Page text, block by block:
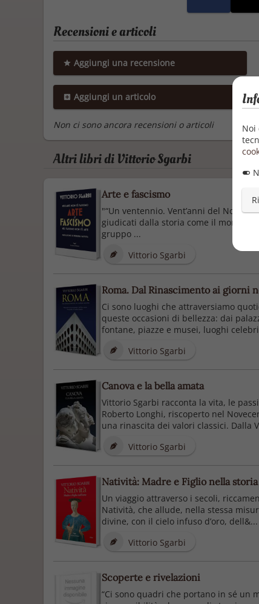
Recensioni e articoli
Aggiungi una recensione
Aggiungi un articolo
Non ci sono ancora recensioni o articoli
Altri libri di Vittorio Sgarbi
Arte e fascismo
"“Un ventennio. Vent’anni del
giudicati dalla storia come il momento
gruppo ...
Vittorio Sgarbi
Roma. Dal Rinascimento ai giorni
Ci sono luoghi che attraversiamo
queste occasioni di bellezza: dai
fontane, piazze e musei, luoghi
Vittorio Sgarbi
Canova e la bella amata
Vittorio Sgarbi racconta la vita, le
Roberto Longhi, riscoperto nel
una rinascita dei valori classici. Dalla
Vittorio Sgarbi
Natività: Madre e Figlio nella
Un viaggio attraverso i secoli,
Natività, che allude, nella stessa
divine, con il cielo infuso d’oro, dell&...
Vittorio Sgarbi
Scoperte e rivelazioni
“Ci sono quadri che portano in sé un
Noi